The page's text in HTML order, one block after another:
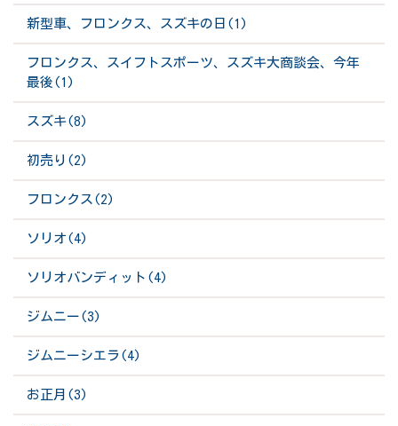
新型車、フロンクス、スズキの日(1)
フロンクス、スイフトスポーツ、スズキ大商談会、今年
最後(1)
スズキ(8)
初売り(2)
フロンクス(2)
ソリオ(4)
ソリオバンディット(4)
ジムニー(3)
ジムニーシエラ(4)
お正月(3)